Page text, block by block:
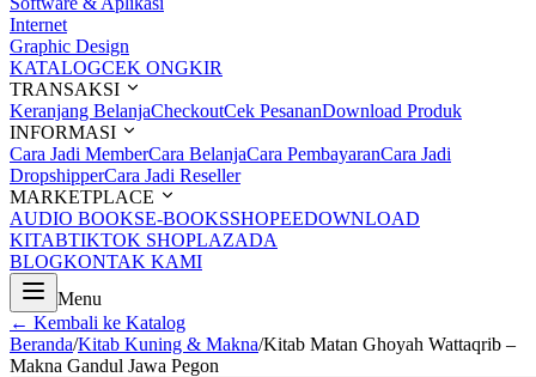
Internet
Graphic Design
KATALOGCEK ONGKIR
TRANSAKSI
Keranjang BelanjaCheckoutCek PesananDownload Produk
INFORMASI
Cara Jadi MemberCara BelanjaCara PembayaranCara Jadi
DropshipperCara Jadi Reseller
MARKETPLACE
AUDIO BOOKSE-BOOKSSHOPEEDOWNLOAD
KITABTIKTOK SHOPLAZADA
BLOGKONTAK KAMI
Menu
← Kembali ke Katalog
Beranda/Kitab Kuning & Makna/Kitab Matan Ghoyah Wattaqrib –
Makna Gandul Jawa Pegon